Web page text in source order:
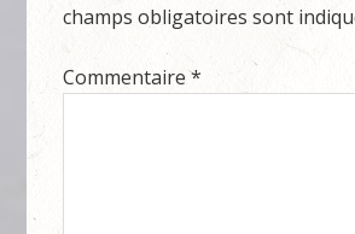
champs obligatoires sont
Commentaire*